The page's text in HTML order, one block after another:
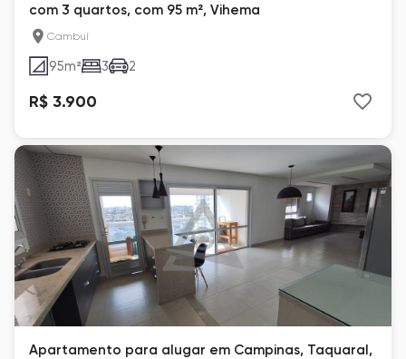
com 3 quartos, com 95 m², Vihema
Cambuí
95m² 3 2
R$ 3.900
Apartamento para alugar em Campinas, Taquaral,